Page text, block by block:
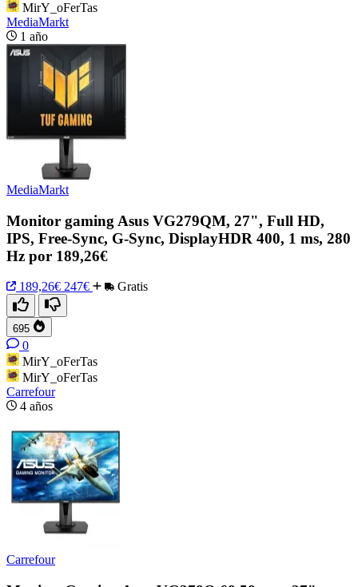
MirY_oFerTas
MediaMarkt
1 año
MediaMarkt
Monitor gaming Asus VG279QM, 27", Full HD,
IPS, Free-Sync, G-Sync, DisplayHDR 400, 1 ms, 280
Hz por 189,26€
189,26€ 247€ Gratis
695
0
MirY_oFerTas
MirY_oFerTas
Carrefour
4 años
Carrefour